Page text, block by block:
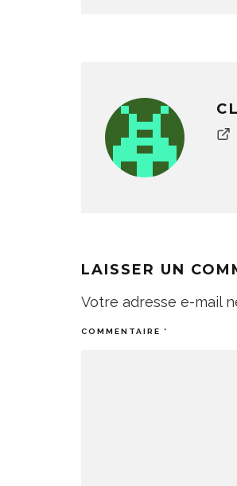
LAISSER UN
Votre adresse e-mail
COMMENTAIRE *